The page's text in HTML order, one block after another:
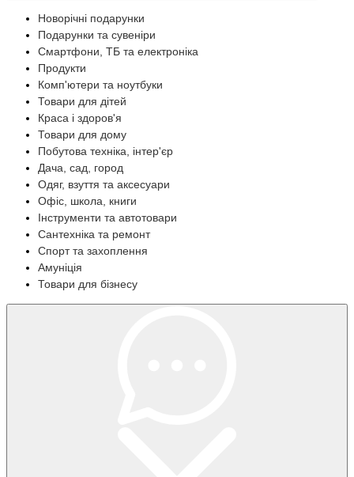
Новорічні подарунки
Подарунки та сувеніри
Смартфони, ТБ та електроніка
Продукти
Комп'ютери та ноутбуки
Товари для дітей
Краса і здоров'я
Товари для дому
Побутова техніка, інтер'єр
Дача, сад, город
Одяг, взуття та аксесуари
Офіс, школа, книги
Інструменти та автотовари
Сантехніка та ремонт
Спорт та захоплення
Амуніція
Товари для бізнесу